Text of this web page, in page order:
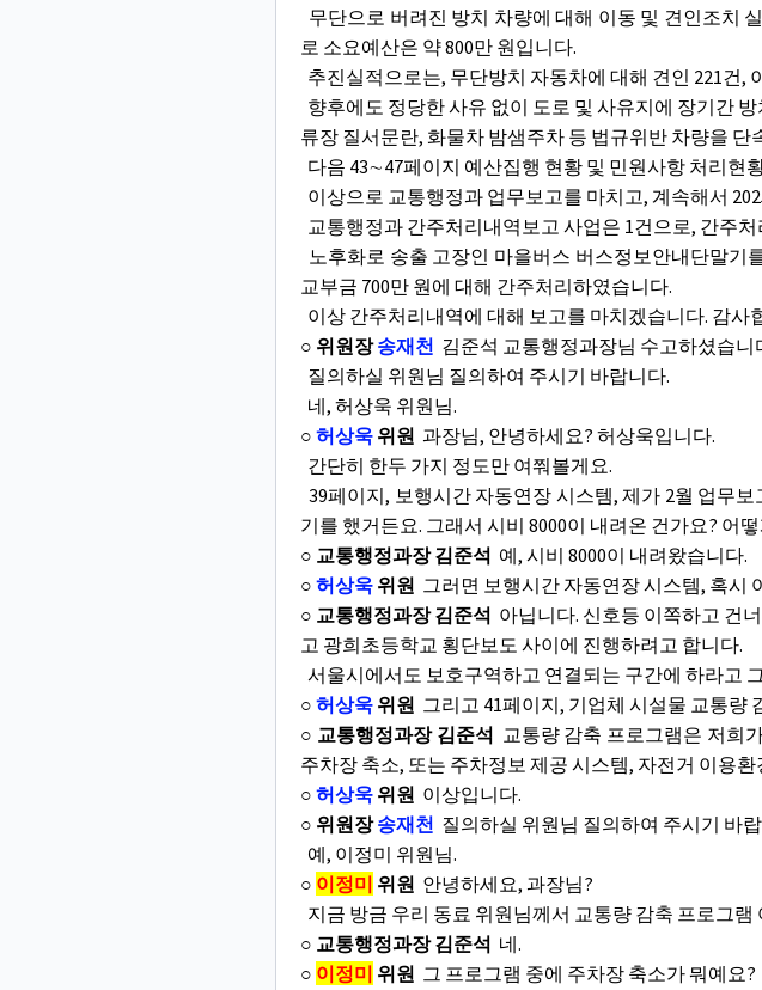
무단으로 버려진 방치 차량에 대해 이동 및 견인조치
로 소요예산은 약 800만 원입니다.
추진실적으로는, 무단방치 자동차에 대해 견인 221건,
향후에도 정당한 사유 없이 도로 및 사유지에 장기간
류장 질서문란, 화물차 밤샘주차 등 법규위반 차량을
다음 43∼47페이지 예산집행 현황 및 민원사항 처리현
이상으로 교통행정과 업무보고를 마치고, 계속해서
교통행정과 간주처리내역보고 사업은 1건으로, 간주
노후화로 송출 고장인 마을버스 버스정보안내단말기
교부금 700만 원에 대해 간주처리하였습니다.
이상 간주처리내역에 대해 보고를 마치겠습니다. 감사
○ 위원장송재천 김준석 교통행정과장님 수고하셨습
질의하실 위원님 질의하여 주시기 바랍니다.
네, 허상욱 위원님.
○ 허상욱 위원 과장님, 안녕하세요? 허상욱입니다.
간단히 한두 가지 정도만 여쭤볼게요.
39페이지, 보행시간 자동연장 시스템, 제가 2월 업무
기를 했거든요. 그래서 시비 8000이 내려온 건가요? 어
○ 교통행정과장 김준석 예, 시비 8000이 내려왔습니다.
○ 허상욱 위원 그러면 보행시간 자동연장 시스템, 혹시
○ 교통행정과장 김준석 아닙니다. 신호등 이쪽하고 건
고 광희초등학교 횡단보도 사이에 진행하려고 합니다.
서울시에서도 보호구역하고 연결되는 구간에 하라고
○ 허상욱 위원 그리고 41페이지, 기업체 시설물 교통량
○ 교통행정과장 김준석 교통량 감축 프로그램은 저희
주차장 축소, 또는 주차정보 제공 시스템, 자전거 이용
○ 허상욱 위원 이상입니다.
○ 위원장송재천 질의하실 위원님 질의하여 주시기 바
예, 이정미 위원님.
○ 이정미 위원 안녕하세요, 과장님?
지금 방금 우리 동료 위원님께서 교통량 감축 프로그램
○ 교통행정과장 김준석 네.
○ 이정미 위원 그 프로그램 중에 주차장 축소가 뭐예요?